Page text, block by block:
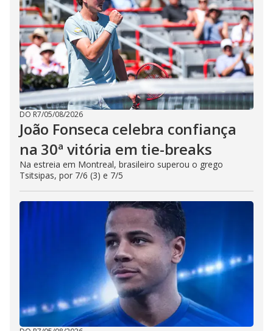
DO R7/05/08/2026
João Fonseca celebra confiança
na 30ª vitória em tie-breaks
Na estreia em Montreal, brasileiro superou o grego
Tsitsipas, por 7/6 (3) e 7/5